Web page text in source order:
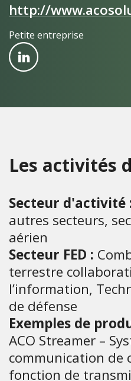
http://
Petite entreprise
Les activités
Secteur d'activité
autres secteurs,
aérien
Secteur FED :
terrestre
l’information,
de défense
Exemples de
ACO Streamer –
communication de
fonction de